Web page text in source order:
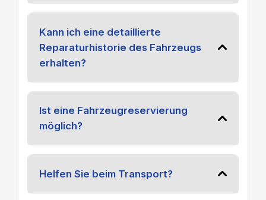
Kann ich eine detaillierte
Reparaturhistorie des Fahrzeugs
erhalten?
Ist eine Fahrzeugreservierung
möglich?
Helfen Sie beim Transport?